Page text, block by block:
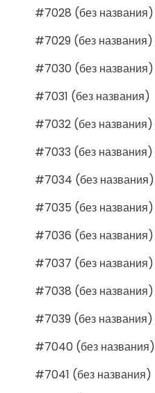
#7028 (без названия)
#7029 (без названия)
#7030 (без названия)
#7031 (без названия)
#7032 (без названия)
#7033 (без названия)
#7034 (без названия)
#7035 (без названия)
#7036 (без названия)
#7037 (без названия)
#7038 (без названия)
#7039 (без названия)
#7040 (без названия)
#7041 (без названия)